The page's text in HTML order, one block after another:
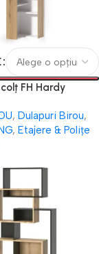
FH Hardy
, Dulapuri Birou,
, Etajere & Polițe